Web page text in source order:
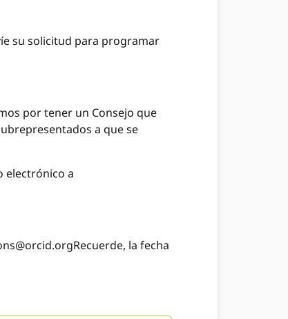
su solicitud para programar
por tener un Consejo que
a que se
electrónico a
Recuerde, la fecha